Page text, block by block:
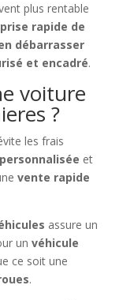
plus rentable
rapide de
débarrasser
et encadré.
voiture
?
les frais
et
vente rapide
assure un
un véhicule
ce soit une
.